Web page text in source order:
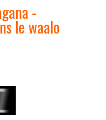
-
le waalo